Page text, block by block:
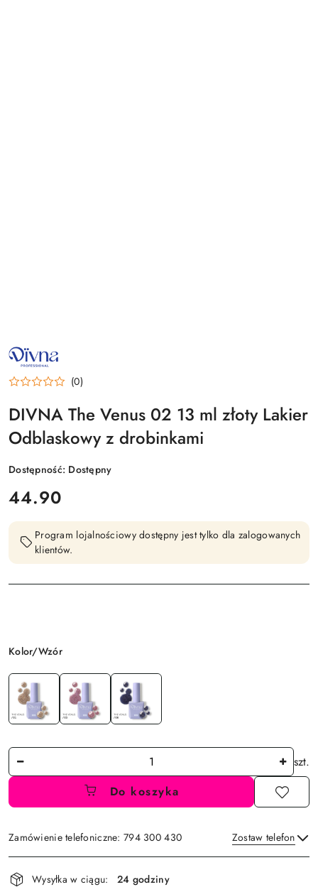
NAZWA
PRODUCENTA:
DIVNA
(0)
DIVNA The Venus 02 13 ml złoty Lakier
Odblaskowy z drobinkami
Dostępność: Dostępny
cena:
44.90
Program lojalnościowy dostępny jest tylko dla zalogowanych
klientów.
Wariant
Kolor/Wzór
Ilość
szt.
Do koszyka
Zamówienie telefoniczne: 794 300 430 Zostaw telefon
Dostępność
Wysyłka w ciągu: 24 godziny